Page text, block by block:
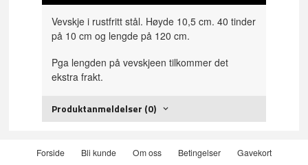
Vevskje i rustfritt stål. Høyde 10,5 cm. 40 tinder
på 10 cm og lengde på 120 cm.
Pga lengden på vevskjeen tilkommer det
ekstra frakt.
Produktanmeldelser (0)
Forside Bli kunde Om oss Betingelser Gavekort